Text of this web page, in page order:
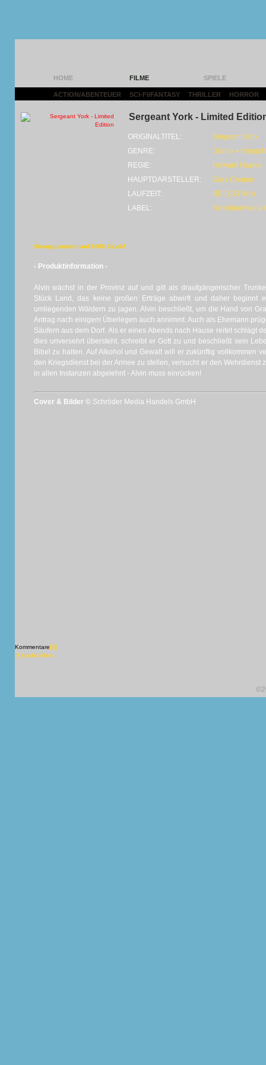
HOME FILME SPIELE
ACTION/ABENTEUER SCI-FI/FANTASY THRILLER HORROR
Sergeant York - Limited
ORIGINALTITEL:
Sergeant York
GENRE:
Drama •
REGIE:
Howard Hawks
HAUPTDARSTELLER:
Gary Cooper
LAUFZEIT:
BD (133 Min)
LABEL:
SchröderMedia
Streng Limitiert auf 1000 Stück!
- Produktinformation -
Alvin wächst in der Provinz auf und gilt als draufgängerischer
Stück Land, das keine großen Erträge abwirft und daher beginnt
umliegenden Wäldern zu jagen. Alvin beschließt, um die Hand von
Antrag nach einigem Überlegen auch annimmt. Auch als Ehemann
Säufern aus dem Dorf. Als er eines Abends nach Hause reitet schlägt
dies unversehrt übersteht, schreibt er Gott zu und beschließt sein
Bibel zu halten. Auf Alkohol und Gewalt will er zukünftig vollkommen
den Kriegsdienst bei der Armee zu stellen, versucht er den Wehrdienst
in allen Instanzen abgelehnt - Alvin muss einrücken!
Cover & Bilder © Schröder Media Handels GmbH
Kommentare[X]
[X] schließen